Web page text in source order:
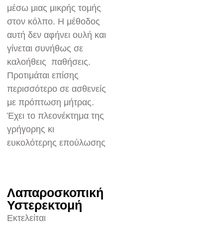
μέσω μιας μικρής τομής
στον κόλπο. Η μέθοδος
αυτή δεν αφήνει ουλή και
γίνεται συνήθως σε
καλοήθεις παθήσεις.
Προτιμάται επίσης
περισσότερο σε ασθενείς
με πρόπτωση μήτρας.
Έχει το πλεονέκτημα της
γρήγορης κι
ευκολότερης επούλωσης
Λαπαροσκοπική
Υστερεκτομή
Εκτελείται